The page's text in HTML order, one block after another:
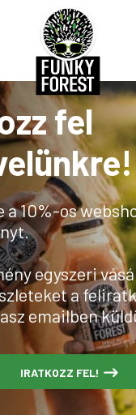
fel
a 10%-os
egyszeri
a
emailben
IRATKOZZ FEL!